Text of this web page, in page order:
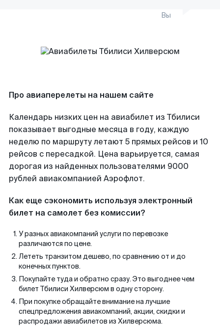
Вы
Про авиаперелеты на нашем сайте
Календарь низких цен на авиабилет из Тбилиси
показывает выгодные месяца в году, каждую
неделю по маршруту летают 5 прямых рейсов и 10
рейсов с пересадкой. Цена варьируется, самая
дорогая из найденных пользователями 9000
рублей авиакомпанией Аэрофлот.
Как еще сэкономить используя электронный
билет на самолет без комиссии?
У разных авиакомпаний услуги по перевозке
различаются по цене.
Лететь транзитом дешево, по сравнению от и до
конечных пунктов.
Покупайте туда и обратно сразу. Это выгоднее чем
билет Тбилиси Хилверсюм в одну сторону.
При покупке обращайте внимание на лучшие
спецпредложения авиакомпаний, акции, скидки и
распродажи авиабилетов из Хилверсюма.